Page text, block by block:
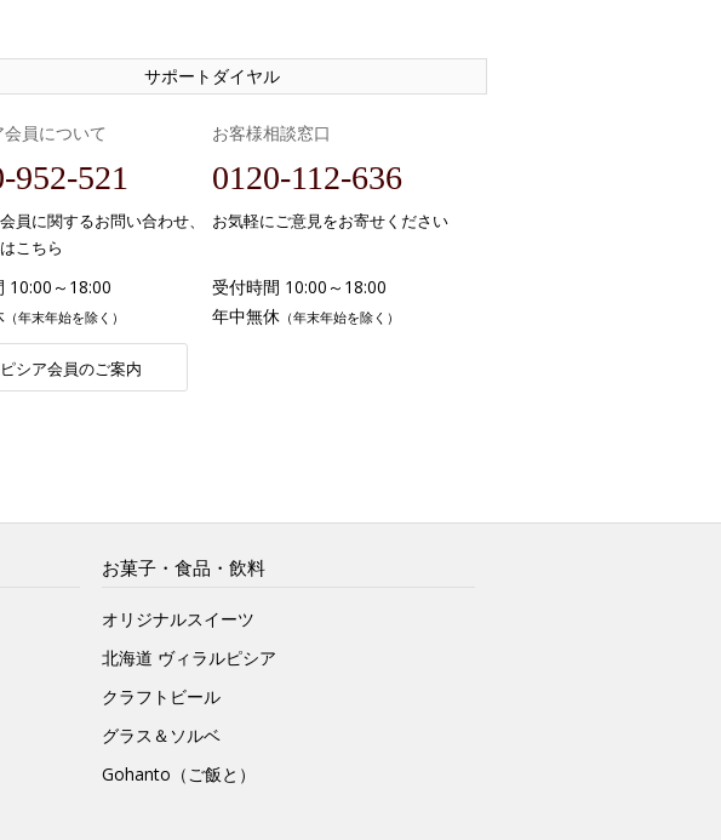
サポートダイヤル
員について
952-521
員に関するお問い合わせ、
こちら
10:00～18:00
（年末年始を除く）
シア会員のご案内
お客様相談窓口
0120-112-636
お気軽にご意見をお寄せください
受付時間 10:00～18:00
年中無休 （年末年始を除く）
お菓子・食品・飲料
オリジナルスイーツ
北海道 ヴィラルピシア
クラフトビール
グラス＆ソルベ
Gohanto（ご飯と）